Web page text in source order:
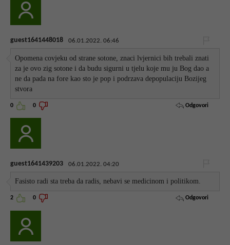
guest1641448018 06.01.2022. 06:46
Opomena covjeku od strane sotone, znaci lvjernici bih trebali znati
za je ovo zig sotone i da budu sigurni u tjelu koje mu ju Bog dao a
ne da pada na fore kao sto je pop i podrzava depopulaciju Bozijeg
stvora
0 0 Odgovori
guest1641439203 06.01.2022. 04:20
Fasisto radi sta treba da radis, nebavi se medicinom i politikom.
2 0 Odgovori